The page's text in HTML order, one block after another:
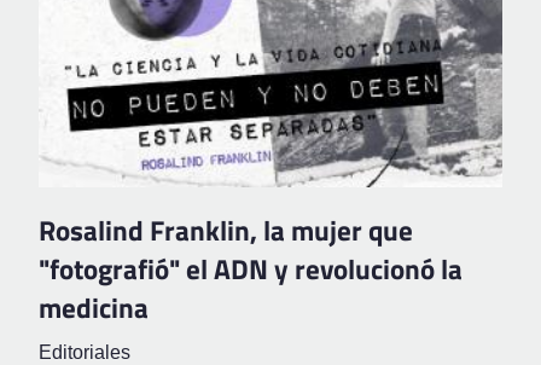
Rosalind Franklin, la mujer que
"fotografió" el ADN y revolucionó la
medicina
Editoriales